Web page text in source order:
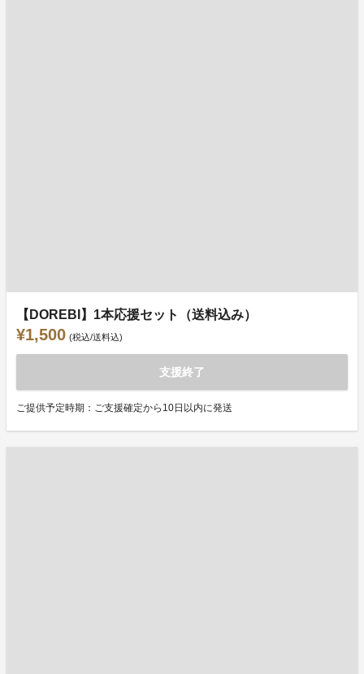
【DOREBI】1本応援セット（送料込み）
¥1,500 (税込/送料込)
支援終了
ご提供予定時期：ご支援確定から10日以内に発送